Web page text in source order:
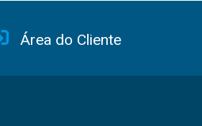
Área do Cliente